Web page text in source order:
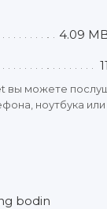
4.09
11
вы можете
ноутбука
bodin